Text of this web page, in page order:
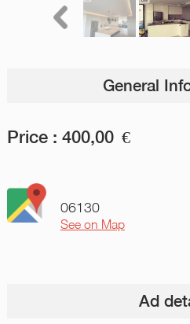
General
Price : 400,00 €
06130
See on Map
Ad